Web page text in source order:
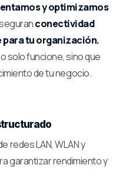
y optimizamos
conectividad
para tu organización.
solo funcione, sino que
de tu negocio.
redes LAN, WLAN y
garantizar rendimiento y